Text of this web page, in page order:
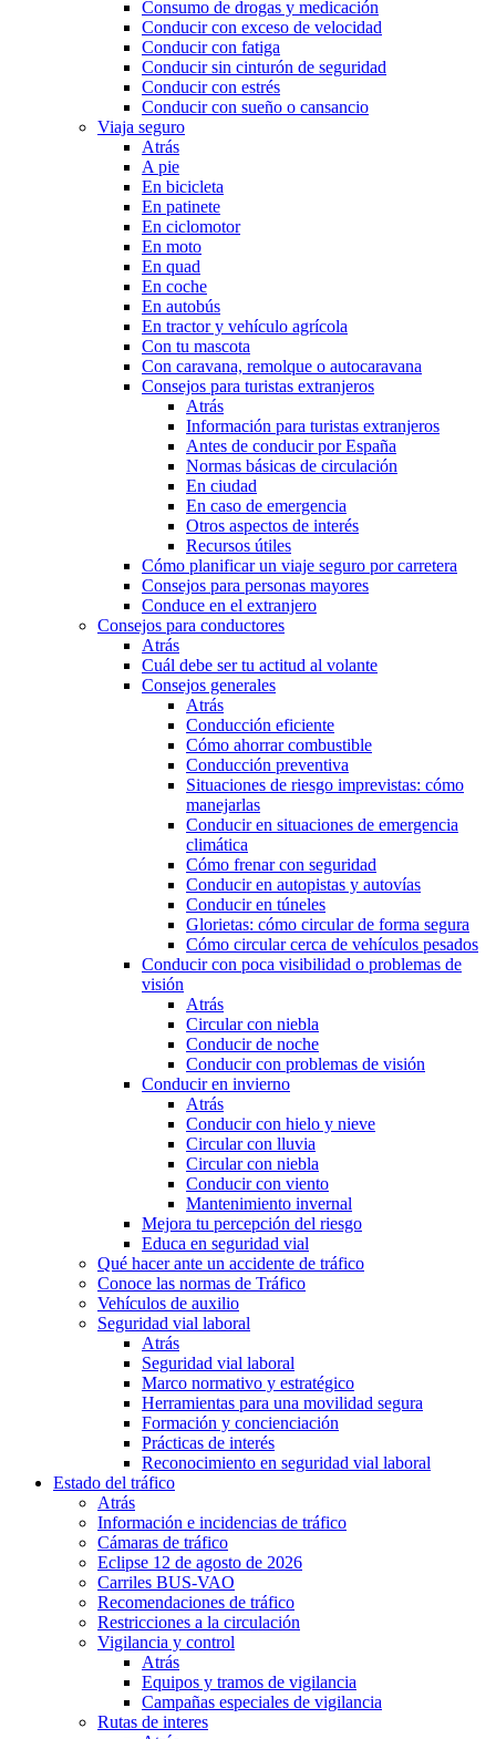
Consumo de drogas y medicación
Conducir con exceso de velocidad
Conducir con fatiga
Conducir sin cinturón de seguridad
Conducir con estrés
Conducir con sueño o cansancio
Viaja seguro
Atrás
A pie
En bicicleta
En patinete
En ciclomotor
En moto
En quad
En coche
En autobús
En tractor y vehículo agrícola
Con tu mascota
Con caravana, remolque o autocaravana
Consejos para turistas extranjeros
Atrás
Información para turistas extranjeros
Antes de conducir por España
Normas básicas de circulación
En ciudad
En caso de emergencia
Otros aspectos de interés
Recursos útiles
Cómo planificar un viaje seguro por carretera
Consejos para personas mayores
Conduce en el extranjero
Consejos para conductores
Atrás
Cuál debe ser tu actitud al volante
Consejos generales
Atrás
Conducción eficiente
Cómo ahorrar combustible
Conducción preventiva
Situaciones de riesgo imprevistas: cómo
manejarlas
Conducir en situaciones de emergencia
climática
Cómo frenar con seguridad
Conducir en autopistas y autovías
Conducir en túneles
Glorietas: cómo circular de forma segura
Cómo circular cerca de vehículos pesados
Conducir con poca visibilidad o problemas de
visión
Atrás
Circular con niebla
Conducir de noche
Conducir con problemas de visión
Conducir en invierno
Atrás
Conducir con hielo y nieve
Circular con lluvia
Circular con niebla
Conducir con viento
Mantenimiento invernal
Mejora tu percepción del riesgo
Educa en seguridad vial
Qué hacer ante un accidente de tráfico
Conoce las normas de Tráfico
Vehículos de auxilio
Seguridad vial laboral
Atrás
Seguridad vial laboral
Marco normativo y estratégico
Herramientas para una movilidad segura
Formación y concienciación
Prácticas de interés
Reconocimiento en seguridad vial laboral
Estado del tráfico
Atrás
Información e incidencias de tráfico
Cámaras de tráfico
Eclipse 12 de agosto de 2026
Carriles BUS-VAO
Recomendaciones de tráfico
Restricciones a la circulación
Vigilancia y control
Atrás
Equipos y tramos de vigilancia
Campañas especiales de vigilancia
Rutas de interes